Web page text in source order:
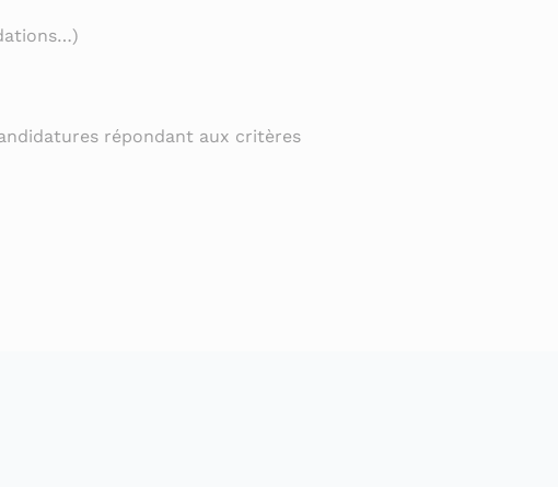
répondant aux critères